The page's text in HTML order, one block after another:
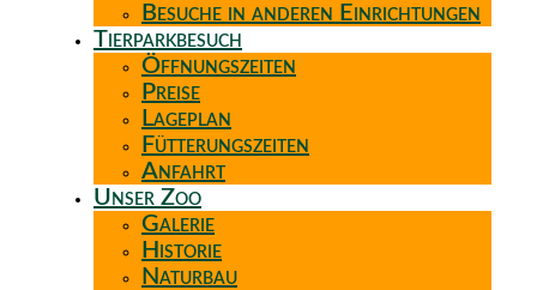
Besuche in anderen Einrichtungen
Tierparkbesuch
Öffnungszeiten
Preise
Lageplan
Fütterungszeiten
Anfahrt
Unser Zoo
Galerie
Historie
Naturbau